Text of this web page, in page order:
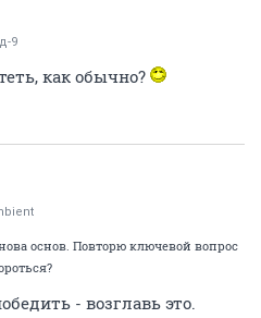
9
как обычно?
основ. Повторю ключевой вопрос
- возглавь это.